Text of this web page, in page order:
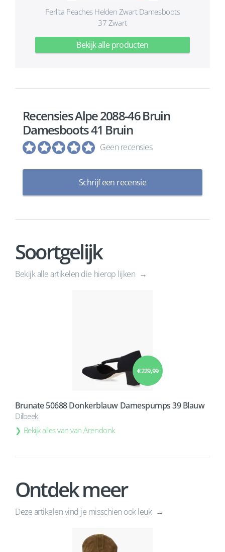
Perlita Peaches Helden Zwart Damesboots
37 Zwart
Bekijk alle producten
Recensies Alpe 2088-46 Bruin
Damesboots 41 Bruin
Geen recensies
Schrijf een recensie
Soortgelijk
Bekijk alle artikelen die hierop lijken
€ 229,99
Brunate 50688 Donkerblauw Damespumps 39 Blauw
Dilbeek
Bekijk alles van van Arendonk
Ontdek meer
Deze artikelen vind je misschien ook leuk